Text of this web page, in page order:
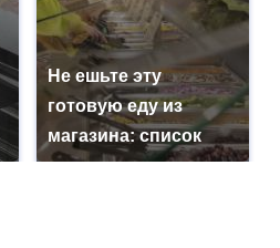
Не ешьте эту
готовую еду из
магазина: список